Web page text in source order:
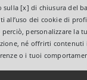
sulla [x] di chiusura del
all’uso dei cookie di
personalizzare la
né offrirti contenuti
o i tuoi
con successo
che abilita
generazione
artificiale,